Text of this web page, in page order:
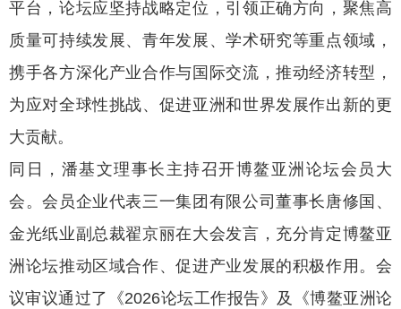
平台，论坛应坚持战略定位，引领正确方向，聚焦高
质量可持续发展、青年发展、学术研究等重点领域，
携手各方深化产业合作与国际交流，推动经济转型，
为应对全球性挑战、促进亚洲和世界发展作出新的更
大贡献。
同日，潘基文理事长主持召开博鳌亚洲论坛会员大
会。会员企业代表三一集团有限公司董事长唐修国、
金光纸业副总裁翟京丽在大会发言，充分肯定博鳌亚
洲论坛推动区域合作、促进产业发展的积极作用。会
议审议通过了《2026论坛工作报告》及《博鳌亚洲论